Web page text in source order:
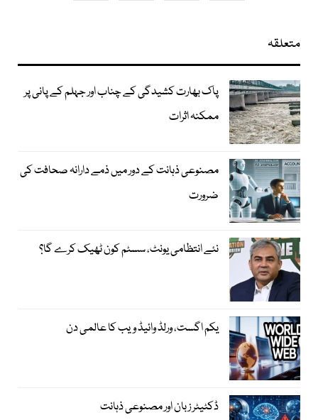
متعلقہ
پاک بھارت کشیدگی کے چناب اور جہلم کے پانی پر
ممکنہ اثرات
مصنوعی ذہانت کے دور میں ذمے دارانہ صحافت کی
ضرورت
نئے انتظامی یونٹ، سسٹم کون ٹھیک کرے گا؟
یکم اگست، ورلڈ وائیڈ ویب کا عالمی دن
ڈکٹیٹر زبان اور مصنوعی ذہانت